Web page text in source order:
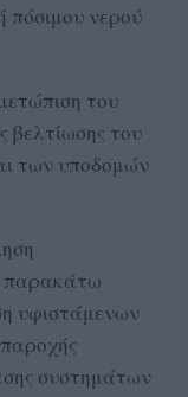
νερού
του
βελτίωσης του
των υποδομών
παρακάτω
υφιστάμενων
συστημάτων